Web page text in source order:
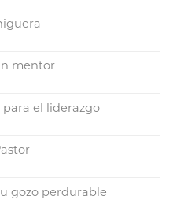
mentor
el liderazgo
gozo perdurable